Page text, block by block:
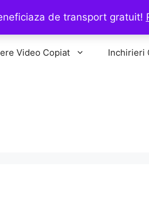
de transport gratuit!
Video Copiat Inchirieri